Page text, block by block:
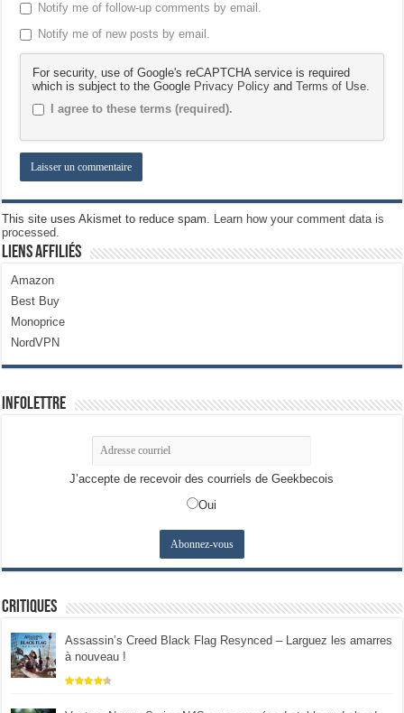
Notify me of follow-up comments by email.
Notify me of new posts by email.
For security, use of Google's reCAPTCHA service is required
which is subject to the Google Privacy Policy andTerms of Use.
I agree to these terms (required).
This site uses Akismet to reduce spam. Learn how your comment data is
processed.
Liens Affiliés
Amazon
Best Buy
Monoprice
NordVPN
Infolettre
J’accepte de recevoir des courriels de Geekbecois
Oui
Critiques
Assassin’s Creed Black Flag Resynced – Larguez les amarres
à nouveau !